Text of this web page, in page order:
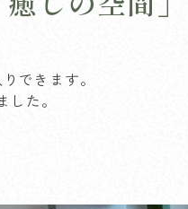
できます。
た。